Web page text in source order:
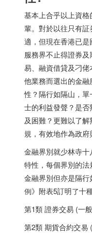
基本上合乎以上資
輩。對於以往只有
適，但現在香港已
服務界不止得證券
易、融資借貸及刁
他業務而選出的金
性？隔行如隔山，
士的利益發聲？是
及困難？更難以了
規，有效地作為政
金融界別就少林寺
特性，每個界別的
金融界別但亦是隔
例》附表5訂明了十
第1類 證券交易 (一
第2類 期貨合約交易